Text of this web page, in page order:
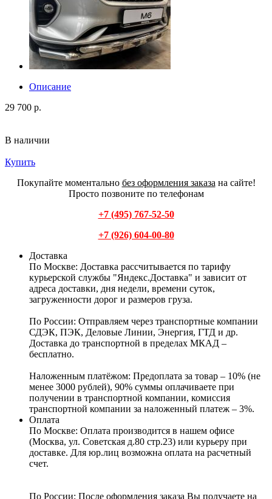
Описание
29 700 р.
В наличии
Купить
Покупайте моментально без оформления заказа на сайте!
Просто позвоните по телефонам
+7 (495) 767-52-50
+7 (926) 604-00-80
Доставка
По Москве: Доставка рассчитывается по тарифу
курьерской службы "Яндекс.Доставка" и зависит от
адреса доставки, дня недели, времени суток,
загруженности дорог и размеров груза.
По России: Отправляем через транспортные компании
СДЭК, ПЭК, Деловые Линии, Энергия, ГТД и др.
Доставка до транспортной в пределах МКАД –
бесплатно.
Наложенным платёжом: Предоплата за товар – 10% (не
менее 3000 рублей), 90% суммы оплачиваете при
получении в транспортной компании, комиссия
транспортной компании за наложенный платеж – 3%.
Оплата
По Москве: Оплата производится в нашем офисе
(Москва, ул. Советская д.80 стр.23) или курьеру при
доставке. Для юр.лиц возможна оплата на расчетный
счет.
По России: После оформления заказа Вы получаете на